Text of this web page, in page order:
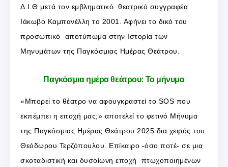
Δ.Ι.Θ μετά τον εμβληματικό θεατρικό συγγραφέα
Ιάκωβο Καμπανέλλη το 2001. Αφήνει το δικό του
προσωπικό αποτύπωμα στην Ιστορία των
Μηνυμάτων της Παγκόσμιας Ημέρας Θεάτρου.
Παγκόσμια ημέρα θεάτρου: Το μήνυμα
«Μπορεί το θέατρο να αφουγκραστεί το SOS που
εκπέμπει η εποχή μας;» αποτελεί το φετινό Μήνυμα
της Παγκόσμιας Ημέρας Θεάτρου 2025 δια χειρός του
Θεόδωρου Τερζόπουλου. Επίκαιρο -όσο ποτέ- σε μια
σκοταδιστική και δυσοίωνη εποχή πτωχοποιημένων